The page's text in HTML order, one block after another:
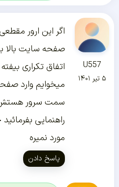
U557
۵ تیر ۱۴۰۱
اگر این ارور
صفحه سایت بالا
اتفاق تکراری
میخوایم وارد
سمت سرور
راهنمایی
مورد نمیره
پاسخ دادن